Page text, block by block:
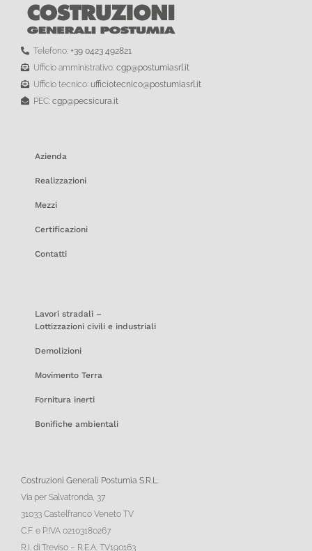
Telefono: +39 0423 492821
Ufficio amministrativo: cgp@postumiasrl.it
Ufficio tecnico: ufficiotecnico@postumiasrl.it
PEC: cgp@pecsicura.it
Azienda
Realizzazioni
Mezzi
Certificazioni
Contatti
Lavori stradali –
Lottizzazioni civili e industriali
Demolizioni
Movimento Terra
Fornitura inerti
Bonifiche ambientali
Costruzioni Generali Postumia S.R.L.
Via per Salvatronda, 37
31033 Castelfranco Veneto TV
C.F. e P.IVA 02103180267
R.I. di Treviso – R.E.A. TV190163